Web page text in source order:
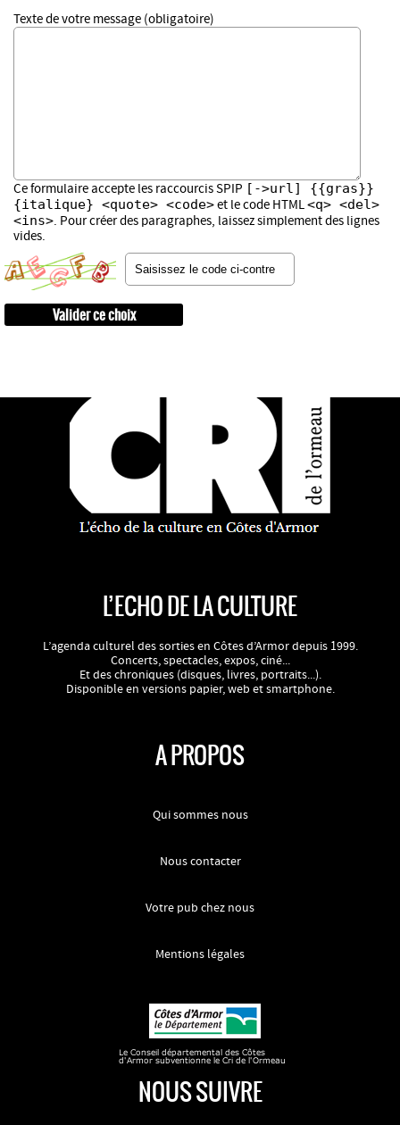
Texte de votre message (obligatoire)
Ce formulaire accepte les raccourcis SPIP [->url] {{gras}}
{italique} <quote> <code>et le code HTML<q> <del>
<ins>. Pour créer des paragraphes, laissez simplement des lignes
vides.
L’ECHO DE LA CULTURE
L’agenda culturel des sorties en Côtes d’Armor depuis 1999.
Concerts, spectacles, expos, ciné...
Et des chroniques (disques, livres, portraits...).
Disponible en versions papier, web et smartphone.
A PROPOS
Qui sommes nous
Nous contacter
Votre pub chez nous
Mentions légales
NOUS SUIVRE